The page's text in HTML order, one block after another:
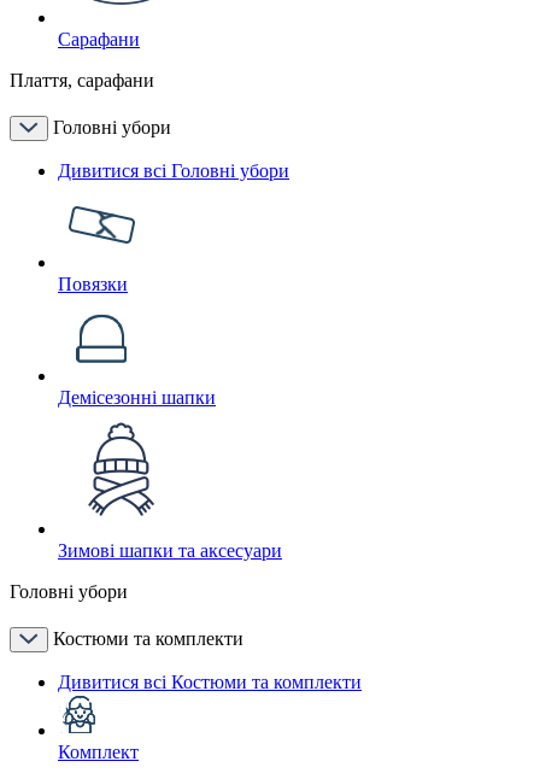
Сарафани
Плаття, сарафани
Головні убори
Дивитися всі Головні убори
Повязки
Демісезонні шапки
Зимові шапки та аксесуари
Головні убори
Костюми та комплекти
Дивитися всі Костюми та комплекти
Комплект